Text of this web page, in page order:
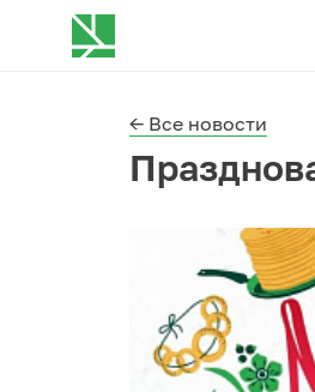
← Все новости